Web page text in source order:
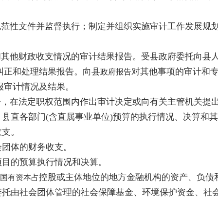
文件并监督执行；制定并组织实施审计工作发展规
财政收支情况的审计结果报告。受县政府委托向县
正和处理结果报告。向县政府报告对其他事项的审计和
计情况及结果。
法定职权范围内作出审计决定或向有关主管机关提
各部门(含直属事业单位)预算的执行情况、决算和
。
的财务收支。
预算执行情况和决算。
有资本占控股或主体地位的地方金融机构的资产、负债
社会团体管理的社会保障基金、环境保护资金、社